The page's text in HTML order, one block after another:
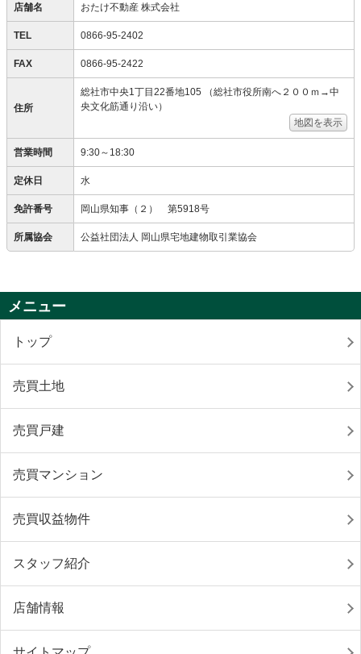
店舗名 おたけ不動産 株式会社
TEL 0866-95-2402
FAX 0866-95-2422
住所
総社市中央1丁目22番地105 （総社市役所南へ２００ｍ→中
央文化筋通り沿い）
地図を表示
営業時間 9:30～18:30
定休日 水
免許番号 岡山県知事（２） 第5918号
所属協会 公益社団法人 岡山県宅地建物取引業協会
メニュー
トップ
売買土地
売買戸建
売買マンション
売買収益物件
スタッフ紹介
店舗情報